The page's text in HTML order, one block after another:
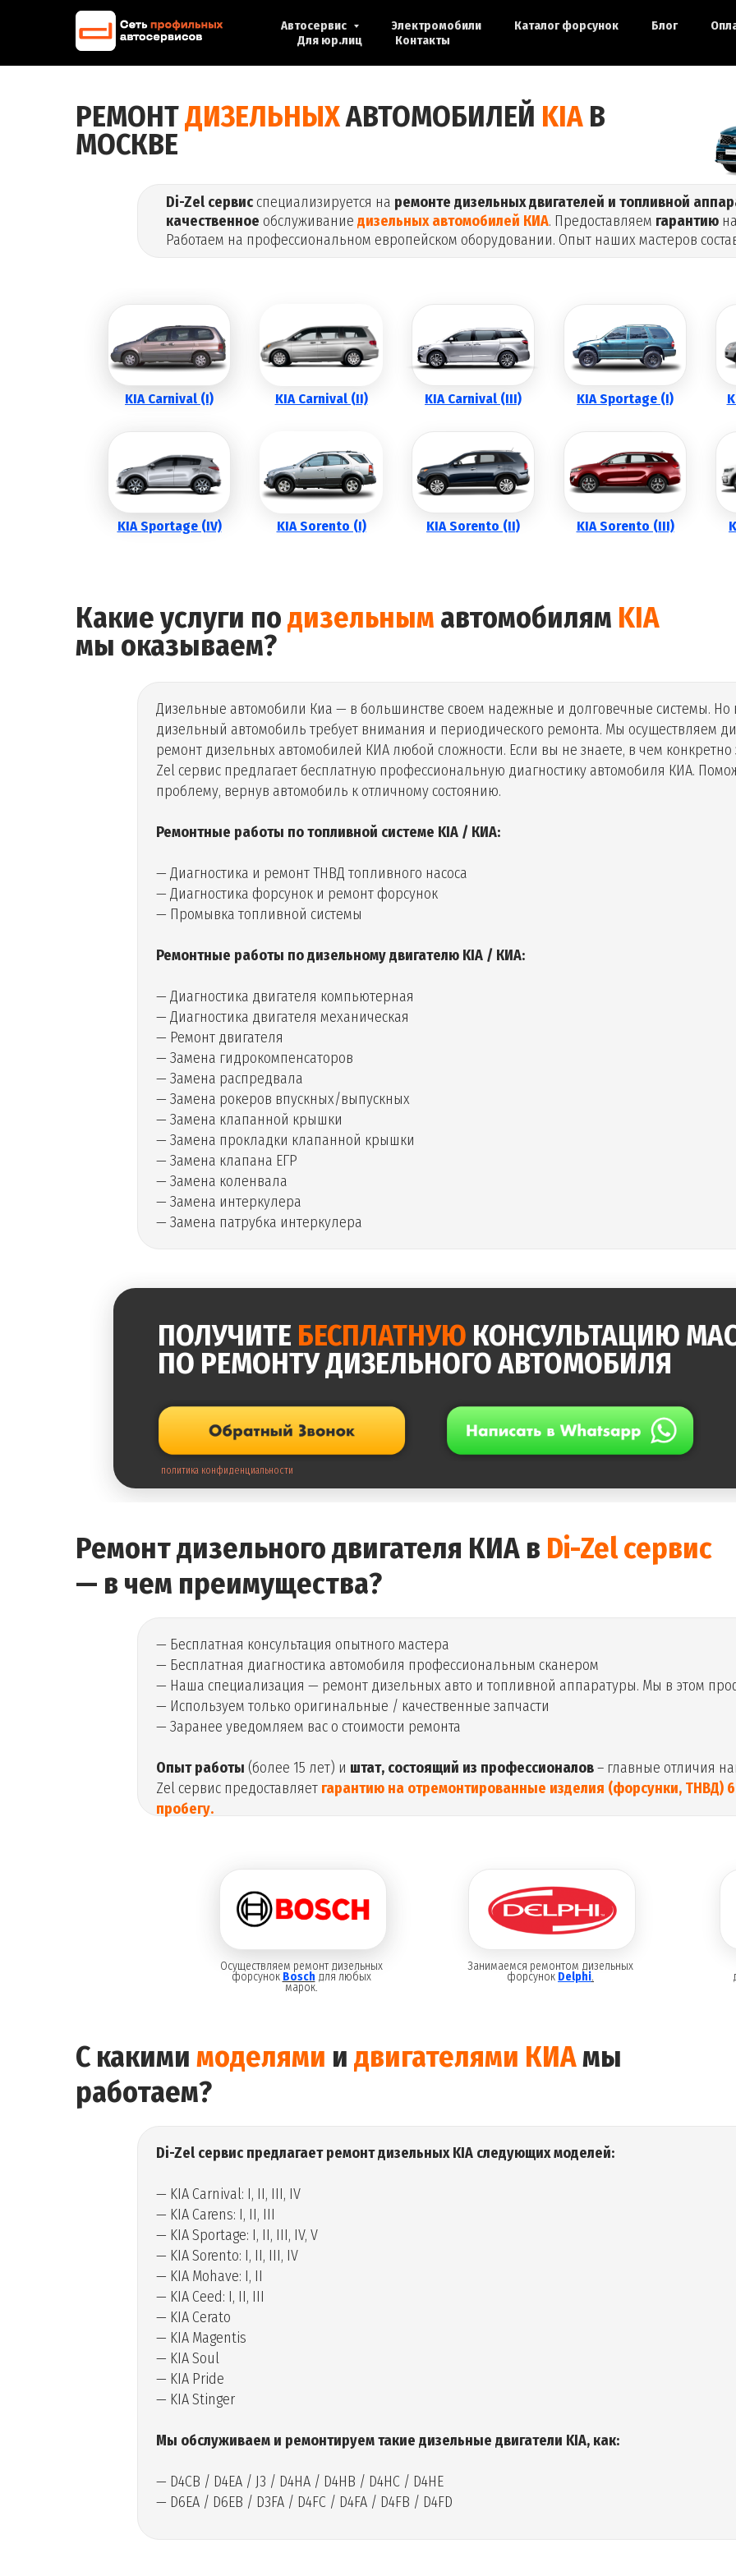
Автосервис Электромобили Каталог форсунок Блог
Для юр.лиц
Контакты
РЕМОНТДИЗЕЛЬНЫХАВТОМОБИЛЕЙ KIA В
МОСКВЕ
Di-Zel сервис специализируется на ремонте дизельных двигателей и топливной
качественное обслуживание дизельных автомобилей КИА. Предоставляем гарантию
Работаем на профессиональном европейском оборудовании. Опыт наших мастеров
KIA Carnival (II)
KIA Sorento (I)
KIA Carnival (III)
KIA Sorento (II)
KIA Sportage (I)
KIA Sorento (III)
KIA Carnival (I)
KIA Sportage (IV)
Какие услуги подизельным автомобилям KIA
мы оказываем?
Дизельные автомобили Киа — в большинстве своем надежные и долговечные системы. Но
дизельный автомобиль требует внимания и периодического ремонта. Мы осуществляем
ремонт дизельных автомобилей КИА любой сложности. Если вы не знаете, в чем конкретно
Zel сервис предлагает бесплатную профессиональную диагностику автомобиля КИА.
проблему, вернув автомобиль к отличному состоянию.
Ремонтные работы по топливной системе KIA / КИА:
— Диагностика и ремонт ТНВД топливного насоса
— Диагностика форсунок и ремонт форсунок
— Промывка топливной системы
Ремонтные работы подизельному двигателю KIA / КИА:
— Диагностика двигателя компьютерная
— Диагностика двигателя механическая
— Ремонт двигателя
— Замена гидрокомпенсаторов
— Замена распредвала
— Замена рокеров впускных/выпускных
— Замена клапанной крышки
— Замена прокладки клапанной крышки
— Замена клапана ЕГР
— Замена коленвала
— Замена интеркулера
— Замена патрубка интеркулера
ПОЛУЧИТЕ БЕСПЛАТНУЮ КОНСУЛЬТАЦИЮ
ПО РЕМОНТУ ДИЗЕЛЬНОГО АВТОМОБИЛЯ
политика конфиденциальности
Ремонт дизельного двигателя КИА в Di-Zel сервис
— в чем преимущества?
— Бесплатная консультация опытного мастера
— Бесплатная диагностика автомобиля профессиональным сканером
— Наша специализация — ремонт дизельных авто и топливной аппаратуры. Мы в этом
— Используем только оригинальные / качественные запчасти
— Заранее уведомляем вас о стоимости ремонта
Опыт работы (более 15 лет) и штат, состоящий из профессионалов– главные отличия
Zel сервис предоставляет гарантию на отремонтированные изделия (форсунки, ТНВД)
пробегу.
Осуществляем ремонт дизельных
форсунок Bosch для любых
марок.
Занимаемся ремонтом дизельных
форсунок Delphi.
С какими моделями и двигателями КИАмы
работаем?
Di-Zel сервис предлагает ремонт дизельныхKIA следующих моделей:
— KIA Carnival: I, II, III, IV
— KIA Carens: I, II, III
— KIA Sportage: I, II, III, IV, V
— KIA Sorento: I, II, III, IV
— KIA Mohave: I, II
— KIA Ceed: I, II, III
— KIA Cerato
— KIA Magentis
— KIA Soul
— KIA Pride
— KIA Stinger
Мы обслуживаем и ремонтируем такие дизельные двигатели KIA, как:
— D4CB / D4EA / J3 / D4HA / D4HB / D4HC / D4HE
— D6EA / D6EB / D3FA / D4FC / D4FA / D4FB / D4FD